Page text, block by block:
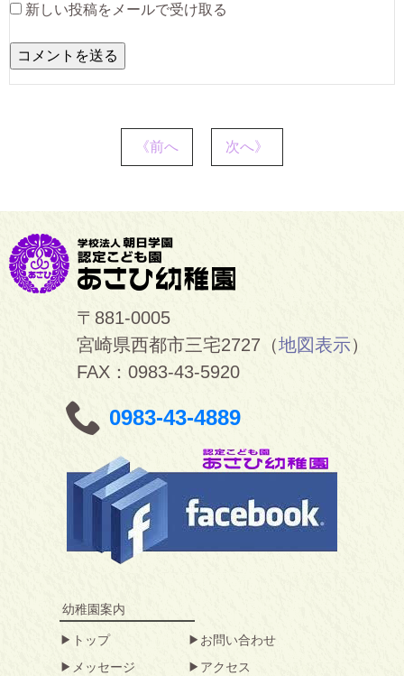
新しい投稿をメールで受け取る
《前へ 次へ》
〒881-0005
宮崎県西都市三宅2727（地図表示）
FAX：0983-43-5920
0983-43-4889
幼稚園案内
トップ
メッセージ
お問い合わせ
アクセス